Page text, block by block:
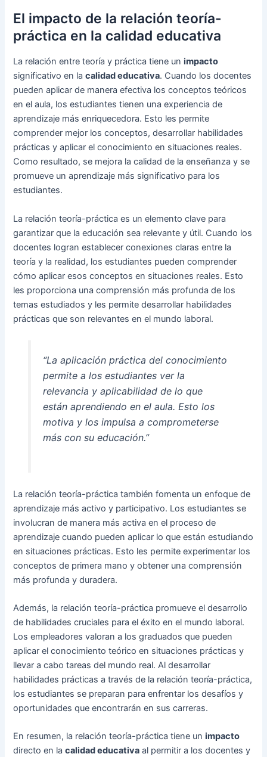
El impacto de la relación teoría-
práctica en la calidad educativa
La relación entre teoría y práctica tiene unimpacto
significativo en lacalidad educativa. Cuando los docentes
pueden aplicar de manera efectiva los conceptos teóricos
en el aula, los estudiantes tienen una experiencia de
aprendizaje más enriquecedora. Esto les permite
comprender mejor los conceptos, desarrollar habilidades
prácticas y aplicar el conocimiento en situaciones reales.
Como resultado, se mejora la calidad de la enseñanza y se
promueve un aprendizaje más significativo para los
estudiantes.
La relación teoría-práctica es un elemento clave para
garantizar que la educación sea relevante y útil. Cuando los
docentes logran establecer conexiones claras entre la
teoría y la realidad, los estudiantes pueden comprender
cómo aplicar esos conceptos en situaciones reales. Esto
les proporciona una comprensión más profunda de los
temas estudiados y les permite desarrollar habilidades
prácticas que son relevantes en el mundo laboral.
“La aplicación práctica del conocimiento
permite a los estudiantes ver la
relevancia y aplicabilidad de lo que
están aprendiendo en el aula. Esto los
motiva y los impulsa a comprometerse
más con su educación.”
La relación teoría-práctica también fomenta un enfoque de
aprendizaje más activo y participativo. Los estudiantes se
involucran de manera más activa en el proceso de
aprendizaje cuando pueden aplicar lo que están estudiando
en situaciones prácticas. Esto les permite experimentar los
conceptos de primera mano y obtener una comprensión
más profunda y duradera.
Además, la relación teoría-práctica promueve el desarrollo
de habilidades cruciales para el éxito en el mundo laboral.
Los empleadores valoran a los graduados que pueden
aplicar el conocimiento teórico en situaciones prácticas y
llevar a cabo tareas del mundo real. Al desarrollar
habilidades prácticas a través de la relación teoría-práctica,
los estudiantes se preparan para enfrentar los desafíos y
oportunidades que encontrarán en sus carreras.
En resumen, la relación teoría-práctica tiene unimpacto
directo en lacalidad educativa al permitir a los docentes y